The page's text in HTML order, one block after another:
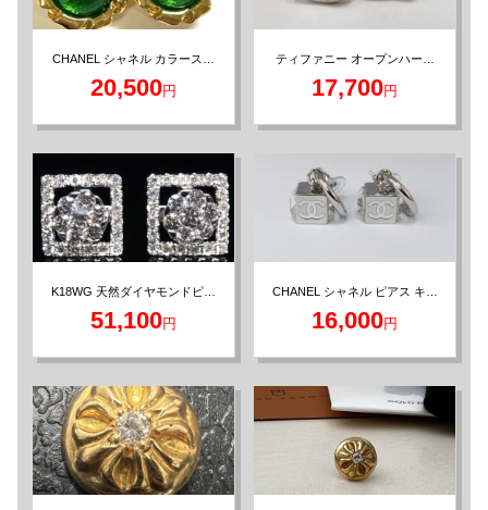
CHANEL シャネル カラースト
グリーン
20,500円
ティファニー オープンハート
バー925
17,700円
K18WG 天然ダイヤモンドピア
51,100円
CHANEL シャネル ピアス キュ
16,000円